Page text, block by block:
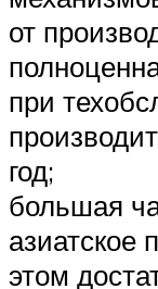
от
при
год;
большая
азиатское
этом